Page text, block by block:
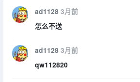
ad1128 3月前
怎么不送
ad1128 3月前
qw112820